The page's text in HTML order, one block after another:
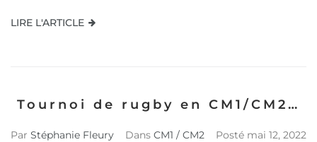
LIRE L'ARTICLE
Tournoi de rugby en CM1/CM2…
Par Stéphanie Fleury Dans CM1 / CM2 Posté mai 12, 2022